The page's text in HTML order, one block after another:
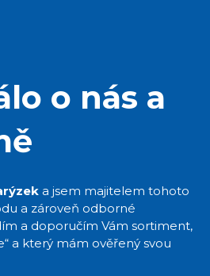
o nás a
a jsem majitelem tohoto
a zároveň odborné
a doporučím Vám sortiment,
a který mám ověřený svou